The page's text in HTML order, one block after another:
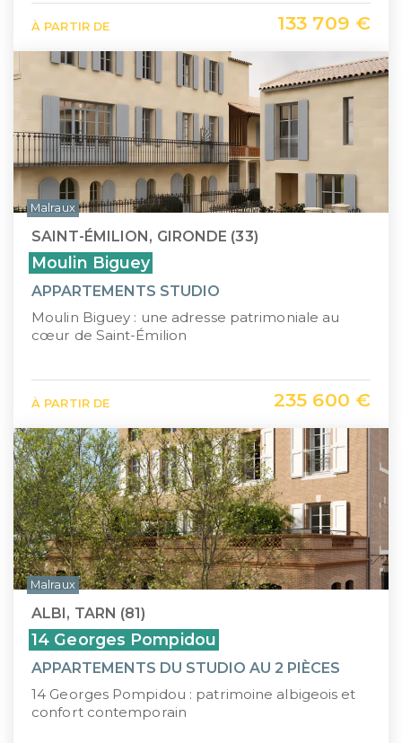
À PARTIR DE 133 709 €
SAINT-ÉMILION, GIRONDE (33)
Moulin Biguey
APPARTEMENTS STUDIO
Moulin Biguey : une adresse patrimoniale au
cœur de Saint-Émilion
À PARTIR DE 235 600 €
Malraux
ALBI, TARN (81)
14 Georges Pompidou
APPARTEMENTS DU STUDIO AU 2 PIÈCES
14 Georges Pompidou : patrimoine albigeois et
confort contemporain
Malraux